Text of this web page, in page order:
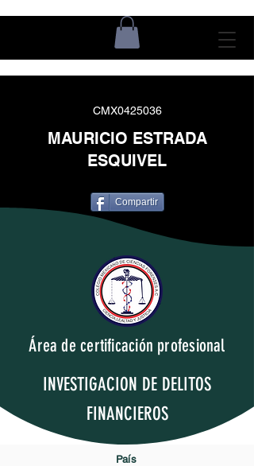
CMX0425036
MAURICIO ESTRADA
ESQUIVEL
Compartir
Área de certificación profesional
INVESTIGACION DE DELITOS
FINANCIEROS
País